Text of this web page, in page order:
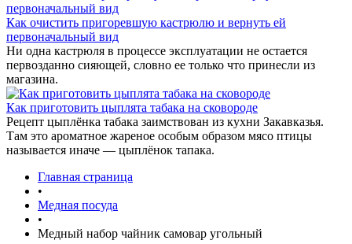
Как очистить пригоревшую кастрюлю и вернуть ей
первоначальный вид
Ни одна кастрюля в процессе эксплуатации не остается
первозданно сияющей, словно ее только что принесли из
магазина.
Как приготовить цыплята табака на сковороде
Рецепт цыплёнка табака заимствован из кухни Закавказья.
Там это ароматное жареное особым образом мясо птицы
называется иначе — цыплёнок тапака.
Главная страница
•
Медная посуда
•
Медный набор чайник самовар угольный